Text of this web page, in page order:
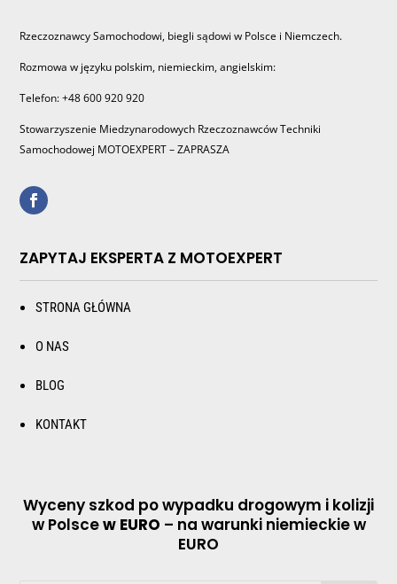
Rzeczoznawcy Samochodowi, biegli sądowi w Polsce i Niemczech.
Rozmowa w języku polskim, niemieckim, angielskim:
Telefon: +48 600 920 920
Stowarzyszenie Miedzynarodowych Rzeczoznawców Techniki
Samochodowej MOTOEXPERT – ZAPRASZA
ZAPYTAJ EKSPERTA Z MOTOEXPERT
STRONA GŁÓWNA
O NAS
BLOG
KONTAKT
Wyceny szkod po wypadku drogowym i kolizji
w Polscew EURO – na warunki niemieckie w
EURO